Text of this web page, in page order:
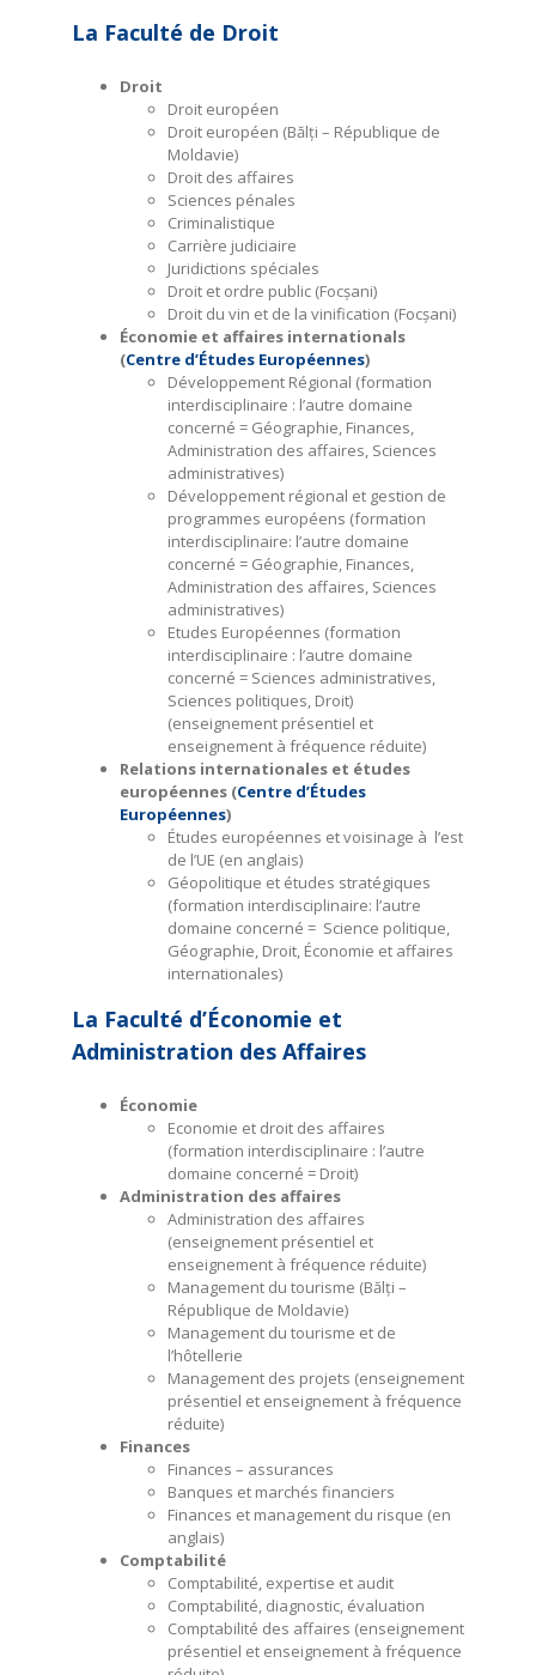
La Faculté de Droit
Droit
Droit européen
Droit européen (Bălți – République de
Moldavie)
Droit des affaires
Sciences pénales
Criminalistique
Carrière judiciaire
Juridictions spéciales
Droit et ordre public (Focșani)
Droit du vin et de la vinification (Focșani)
Économie et affaires internationals
(Centre d’Études Européennes)
Développement Régional (formation
interdisciplinaire : l’autre domaine
concerné = Géographie, Finances,
Administration des affaires, Sciences
administratives)
Développement régional et gestion de
programmes européens (formation
interdisciplinaire: l’autre domaine
concerné = Géographie, Finances,
Administration des affaires, Sciences
administratives)
Etudes Européennes (formation
interdisciplinaire : l’autre domaine
concerné = Sciences administratives,
Sciences politiques, Droit)
(enseignement présentiel et
enseignement à fréquence réduite)
Relations internationales et études
européennes (Centre d’Études
Européennes)
Études européennes et voisinage à l’est
de l’UE (en anglais)
Géopolitique et études stratégiques
(formation interdisciplinaire: l’autre
domaine concerné = Science politique,
Géographie, Droit, Économie et affaires
internationales)
La Faculté d’Économie et
Administration des Affaires
Économie
Economie et droit des affaires
(formation interdisciplinaire : l’autre
domaine concerné = Droit)
Administration des affaires
Administration des affaires
(enseignement présentiel et
enseignement à fréquence réduite)
Management du tourisme (Bălți –
République de Moldavie)
Management du tourisme et de
l’hôtellerie
Management des projets (enseignement
présentiel et enseignement à fréquence
réduite)
Finances
Finances – assurances
Banques et marchés financiers
Finances et management du risque (en
anglais)
Comptabilité
Comptabilité, expertise et audit
Comptabilité, diagnostic, évaluation
Comptabilité des affaires (enseignement
présentiel et enseignement à fréquence